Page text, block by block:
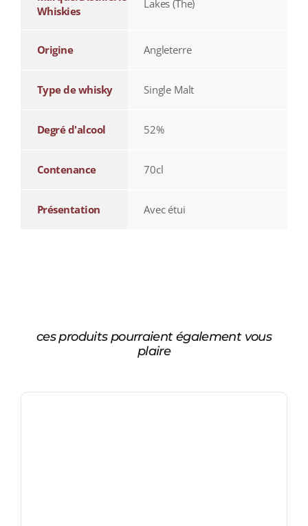
Whiskies
Lakes (The)
Origine Angleterre
Type de whisky Single Malt
Degré d'alcool 52%
Contenance 70cl
Présentation Avec étui
ces produits pourraient également vous
plaire